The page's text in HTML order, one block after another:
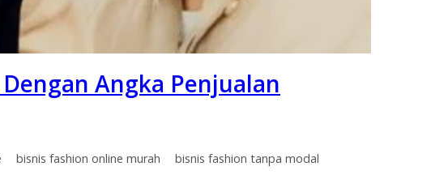
Angka Penjualan
bisnis fashion online murah bisnis fashion tanpa modal